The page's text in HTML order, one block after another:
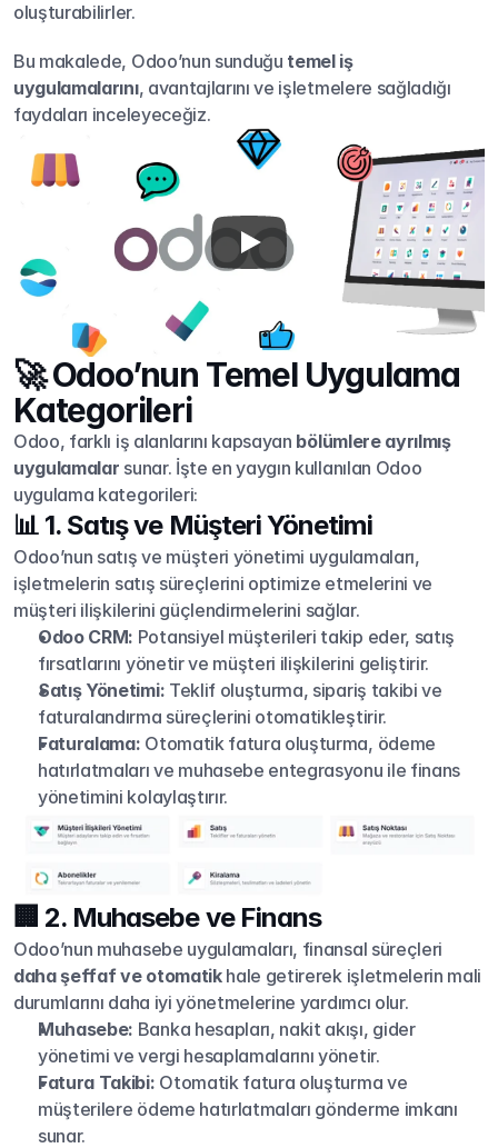
oluşturabilirler.
Bu makalede, Odoo’nun sunduğu temel iş
uygulamalarını, avantajlarını ve işletmelere sağladığı
faydaları inceleyeceğiz.
🚀 Odoo’nun Temel Uygulama
Kategorileri
Odoo, farklı iş alanlarını kapsayan bölümlere ayrılmış
uygulamalar sunar. İşte en yaygın kullanılan Odoo
uygulama kategorileri:
📊 1. Satış ve Müşteri Yönetimi
Odoo’nun satış ve müşteri yönetimi uygulamaları,
işletmelerin satış süreçlerini optimize etmelerini ve
müşteri ilişkilerini güçlendirmelerini sağlar.
Odoo CRM: Potansiyel müşterileri takip eder, satış
fırsatlarını yönetir ve müşteri ilişkilerini geliştirir.
Satış Yönetimi: Teklif oluşturma, sipariş takibi ve
faturalandırma süreçlerini otomatikleştirir.
Faturalama: Otomatik fatura oluşturma, ödeme
hatırlatmaları ve muhasebe entegrasyonu ile finans
yönetimini kolaylaştırır.
🏢 2. Muhasebe ve Finans
daha şeffaf ve otomatik hale getirerek işletmelerin mali
durumlarını daha iyi yönetmelerine yardımcı olur.
Muhasebe: Banka hesapları, nakit akışı, gider
yönetimi ve vergi hesaplamalarını yönetir.
Fatura Takibi: Otomatik fatura oluşturma ve
müşterilere ödeme hatırlatmaları gönderme imkanı
sunar.